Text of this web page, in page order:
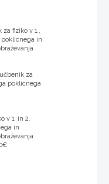
za fiziko v 1.,
in
učbenik za
poklicnega
v 1. in 2.
in